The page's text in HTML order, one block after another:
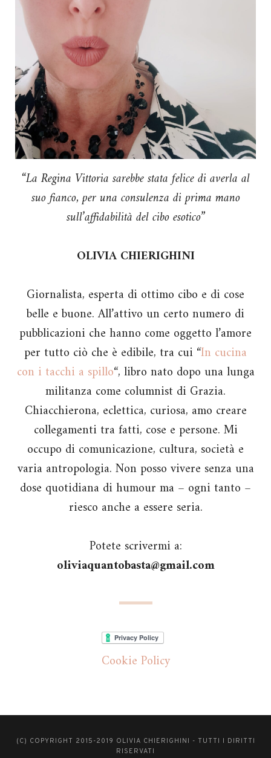
“La Regina Vittoria sarebbe stata felice di averla al
suo fianco, per una consulenza di prima mano
sull’affidabilità del cibo esotico”
OLIVIA CHIERIGHINI
Giornalista, esperta di ottimo cibo e di cose
belle e buone. All’attivo un certo numero di
pubblicazioni che hanno come oggetto l’amore
per tutto ciò che è edibile, tra cui “In cucina
con i tacchi a spillo“, libro nato dopo una lunga
militanza come columnist di Grazia.
Chiacchierona, eclettica, curiosa, amo creare
collegamenti tra fatti, cose e persone. Mi
occupo di comunicazione, cultura, società e
varia antropologia. Non posso vivere senza una
dose quotidiana di humour ma – ogni tanto –
riesco anche a essere seria.
Potete scrivermi a:
oliviaquantobasta@gmail.com
Cookie Policy
(C) COPYRIGHT 2015-2019 OLIVIA CHIERIGHINI - TUTTI I DIRITTI
RISERVATI